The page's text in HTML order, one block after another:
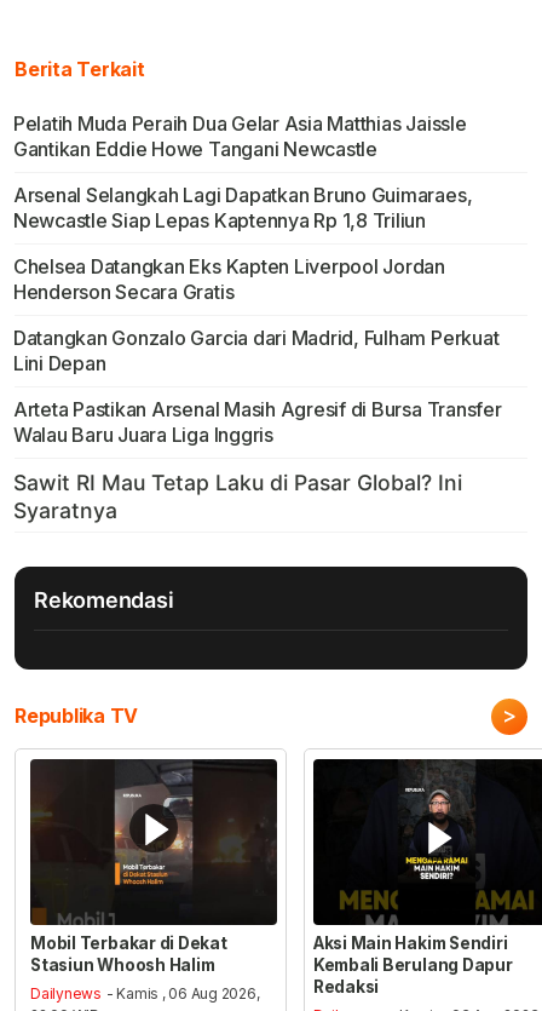
Berita Terkait
Pelatih Muda Peraih Dua Gelar Asia Matthias Jaissle
Gantikan Eddie Howe Tangani Newcastle
Arsenal Selangkah Lagi Dapatkan Bruno Guimaraes,
Newcastle Siap Lepas Kaptennya Rp 1,8 Triliun
Chelsea Datangkan Eks Kapten Liverpool Jordan
Henderson Secara Gratis
Datangkan Gonzalo Garcia dari Madrid, Fulham Perkuat
Lini Depan
Arteta Pastikan Arsenal Masih Agresif di Bursa Transfer
Walau Baru Juara Liga Inggris
Rekomendasi
Republika TV >
Mobil Terbakar di Dekat
Stasiun Whoosh Halim
Dailynews - Kamis , 06 Aug 2026,
Aksi Main Hakim Sendiri
Kembali Berulang Dapur
Redaksi